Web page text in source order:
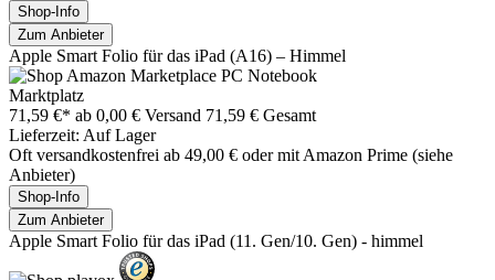
Shop-Info
Zum Anbieter
Apple Smart Folio für das iPad (A16) – Himmel ​​​​​​​
Marktplatz
71,59 €* ab 0,00 € Versand 71,59 € Gesamt
Lieferzeit: Auf Lager
Oft versandkostenfrei ab 49,00 € oder mit Amazon Prime (siehe
Anbieter)
Shop-Info
Zum Anbieter
Apple Smart Folio für das iPad (11. Gen/10. Gen) - himmel